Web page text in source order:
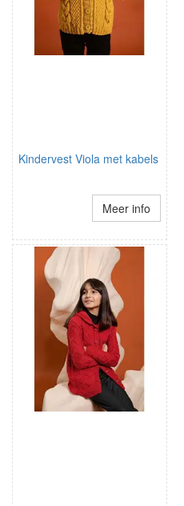
Kindervest Viola met kabels
Meer info